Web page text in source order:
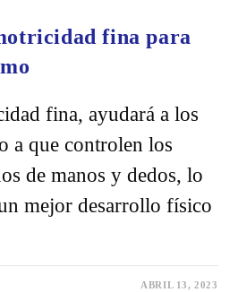
fina para
fina, ayudará a los
a que controlen los
de manos y dedos, lo
mejor desarrollo físico
ABRIL 13, 2023